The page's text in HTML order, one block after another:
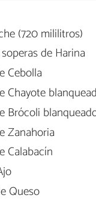
(720 mililitros)
de Harina
Cebolla
Chayote
Brócoli
Zanahoria
Calabacín
Queso